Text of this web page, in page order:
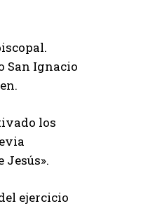
San Ignacio
los
ejercicio